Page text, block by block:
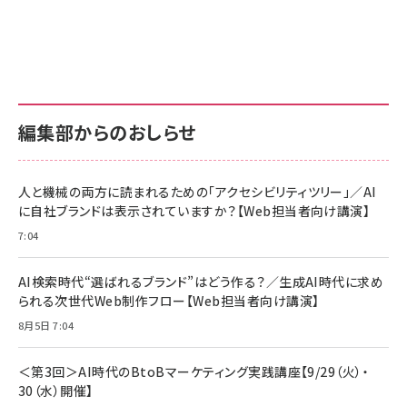
￥880
anan(アンアン)2026/06/24号 No.2500増刊
スペシャルエディション[王道エンタメの矜持／
￥1,100
年後半、あなたの恋と運命／山田涼介]
￥880
サポート正規品 メーカー保証5年 KLMEA128G
NIMASO ガラスフィルム iPhone 17 用 保護フィ
すい ガイド枠付き いPhone17 (6.3インチ) 対応
2枚セット DSP25F1698
￥1,599
【New】Amazon Fire TV Stick HD | 手軽にスト
レイヤー
￥6,980
Anker Soundcore P31i (Bluetooth 6.1) 【完
全ワイヤレスイヤホン/アクティブノイズキャンセリ
ング/マルチポイント接続 / 最大50時間再生 / PSE
サポート正規品 メーカー保証5年 KLMEA128G
Amazon eギフトカード - Amazonロゴ - クラ
￥5,000
ケーブル Anker絡まないケーブル 240W 結束バン
17 / 16 / 15 / Galaxy iPad Pro MacBook
Pro/Air 各種対応 (1.8m ミッドナイトブラック)
￥1,890
編集部からのおしらせ
人と機械の両方に読まれるための「アクセシビリティツリー」／AI
に自社ブランドは表示されていますか？【Web担当者向け講演】
7:04
AI検索時代“選ばれるブランド”はどう作る？／生成AI時代に求め
られる次世代Web制作フロー【Web担当者向け講演】
8月5日 7:04
＜第3回＞AI時代のBtoBマーケティング実践講座【9/29（火）・
30（水）開催】